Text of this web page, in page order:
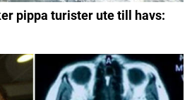
pippa turister ute till havs: